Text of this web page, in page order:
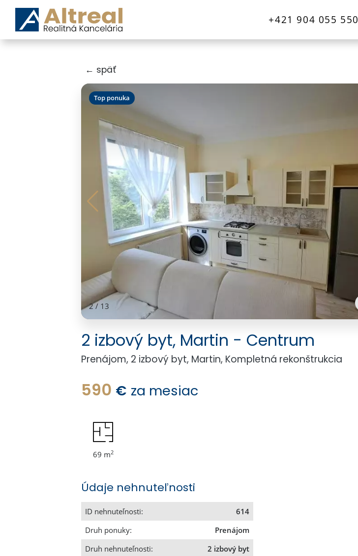
+421 904 055 550
← späť
2/ 13
Top ponuka
2 izbový byt, Martin - Centrum
Prenájom, 2 izbový byt, Martin, Kompletná rekonštrukcia
590 € za mesiac
69 m2
Údaje nehnuteľnosti
ID nehnuteľnosti:
614
Druh ponuky:
Prenájom
Druh nehnuteľnosti:
2 izbový byt